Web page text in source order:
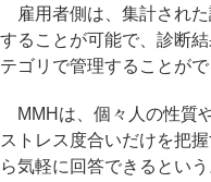
雇用者側は、集計された
することが可能で、診断
テゴリで管理することがで
MMHは、個々人の性質
ストレス度合いだけを把
ら気軽に回答できるとい